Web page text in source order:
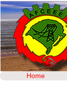
Home